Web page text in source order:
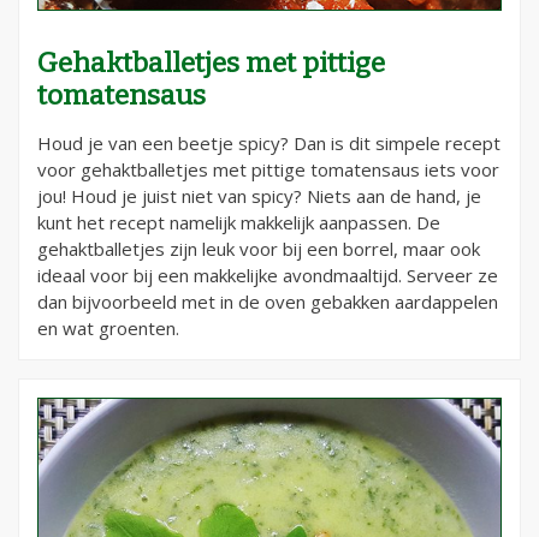
Gehaktballetjes met pittige
tomatensaus
Houd je van een beetje spicy? Dan is dit simpele recept
voor gehaktballetjes met pittige tomatensaus iets voor
jou! Houd je juist niet van spicy? Niets aan de hand, je
kunt het recept namelijk makkelijk aanpassen. De
gehaktballetjes zijn leuk voor bij een borrel, maar ook
ideaal voor bij een makkelijke avondmaaltijd. Serveer ze
dan bijvoorbeeld met in de oven gebakken aardappelen
en wat groenten.